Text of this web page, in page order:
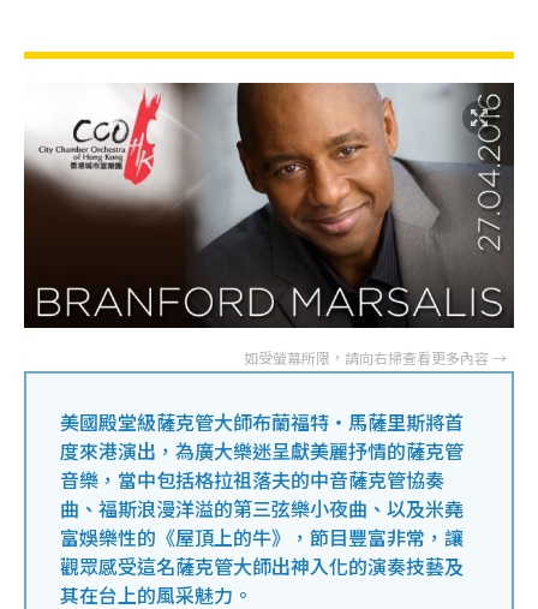
美國殿堂級薩克管大師布蘭福特‧馬薩里斯將首
度來港演出，為廣大樂迷呈獻美麗抒情的薩克管
音樂，當中包括格拉祖落夫的中音薩克管協奏
曲、福斯浪漫洋溢的第三弦樂小夜曲、以及米堯
富娛樂性的《屋頂上的牛》，節目豐富非常，讓
觀眾感受這名薩克管大師出神入化的演奏技藝及
其在台上的風采魅力。